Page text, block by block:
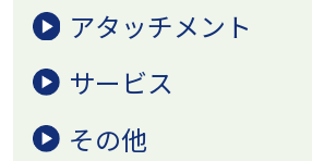
アタッチメント
サービス
その他